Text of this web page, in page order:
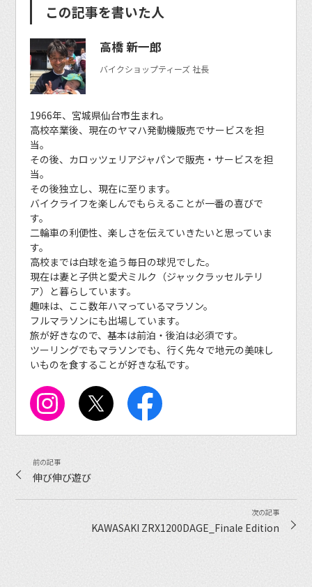
この記事を書いた人
高橋 新一郎
バイクショップティーズ 社長
1966年、宮城県仙台市生まれ。
高校卒業後、現在のヤマハ発動機販売でサービスを担
当。
その後、カロッツェリアジャパンで販売・サービスを担
当。
その後独立し、現在に至ります。
バイクライフを楽しんでもらえることが一番の喜びで
す。
二輪車の利便性、楽しさを伝えていきたいと思っていま
す。
高校までは白球を追う毎日の球児でした。
現在は妻と子供と愛犬ミルク（ジャックラッセルテリ
ア）と暮らしています。
趣味は、ここ数年ハマっているマラソン。
フルマラソンにも出場しています。
旅が好きなので、基本は前泊・後泊は必須です。
ツーリングでもマラソンでも、行く先々で地元の美味し
いものを食することが好きな私です。
伸び伸び遊び
KAWASAKI ZRX1200DAGE_Finale Edition